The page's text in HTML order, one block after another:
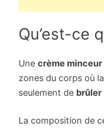
Qu’est-ce
Unecrème minceur
zones du corps où
seulement de brûler
La composition de